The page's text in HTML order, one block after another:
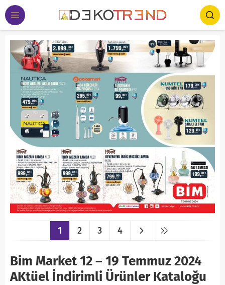
1 2 3 4
Bim Market 12 – 19 Temmuz 2024
AKtüel İndirimli Ürünler Kataloğu